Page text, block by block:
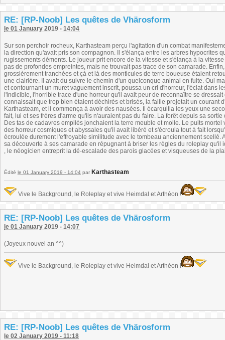
RE: [RP-Noob] Les quêtes de Vhärosform
le 01 January 2019 - 14:04
Sur son perchoir rocheux, Karthasteam perçu l'agitation d'un combat
la direction qu'avait pris son compagnon. Il s'élança entre les arbres hypocrites
rugissements déments. Le joueur prit encore de la vitesse et s'élança à la
pas de profondes empreintes, mais ne trouvait pas trace de son camarade.
grossièrement tranchées et çà et là des monticules de terre boueuse étaient
une clairière. Il avait du suivre le chemin d'un quelconque animal en fuite. Oui
et contournant un muret vaguement inscrit, poussa un cri d'horreur, l'éclat dans
l'indicible, l'horrible trace d'une horreur qu'il avait peur de reconnaître se
connaissait que trop bien étaient déchirés et brisés, la faille projetait un courant
Karthasteam, et il commença à avoir des nausées. Il écarquilla les yeux une
fait, lui et ses frères d'arme qu'ils n'auraient pas du faire. La forêt depuis sa
Des tas de cadavres empilés jonchaient la terre meuble et molle. Le puits
des horreur cosmiques et abyssales qu'il avait libéré et s'écroula tout à fait
écroulée durement l'effroyable similitude avec le tombeau anciennement
sa découverte à ses camarade en répugnant à briser les règles du roleplay qu'il
, le néogicien entreprit la dé-escalade des parois glacées et visqueuses de la
Édité le 01 January 2019 - 14:04 par Karthasteam
Vive le Background, le Roleplay et vive Heimdal et Arthéon !
RE: [RP-Noob] Les quêtes de Vhärosform
le 01 January 2019 - 14:07
(Joyeux nouvel an ^^)
Vive le Background, le Roleplay et vive Heimdal et Arthéon !
RE: [RP-Noob] Les quêtes de Vhärosform
le 02 January 2019 - 11:18